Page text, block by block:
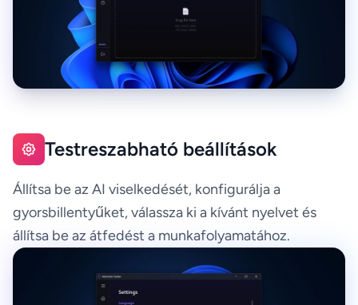
Testreszabható beállítások
Állítsa be az AI viselkedését, konfigurálja a
gyorsbillentyűket, válassza ki a kívánt nyelvet és
állítsa be az átfedést a munkafolyamatához.